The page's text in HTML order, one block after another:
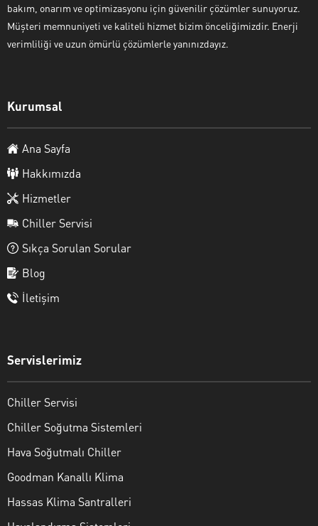
bakım, onarım ve optimizasyonu için güvenilir çözümler sunuyoruz.
Müşteri memnuniyeti ve kaliteli hizmet bizim önceliğimizdir. Enerji
verimliliği ve uzun ömürlü çözümlerle yanınızdayız.
Kurumsal
Ana Sayfa
Hakkımızda
Hizmetler
Chiller Servisi
Sıkça Sorulan Sorular
Blog
İletişim
Servislerimiz
Chiller Servisi
Chiller Soğutma Sistemleri
Hava Soğutmalı Chiller
Goodman Kanallı Klima
Hassas Klima Santralleri